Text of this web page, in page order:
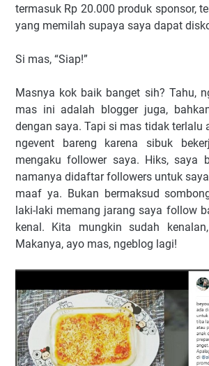
termasuk Rp 20.000 produk sponsor,
yang memilah supaya saya dapat
Si mas, “Siap!”
Masnya kok baik banget sih? Tahu,
mas ini adalah blogger juga,
dengan saya. Tapi si mas tidak terlalu
ngevent bareng karena sibuk
mengaku follower saya. Hiks, saya
namanya didaftar followers untuk
maaf ya. Bukan bermaksud
laki-laki memang jarang saya follow
kenal. Kita mungkin sudah
Makanya, ayo mas, ngeblog lagi!